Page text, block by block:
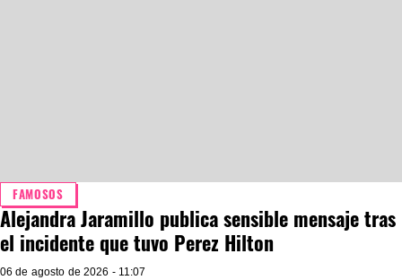
FAMOSOS
Alejandra Jaramillo publica sensible mensaje tras
el incidente que tuvo Perez Hilton
06 de agosto de 2026 - 11:07